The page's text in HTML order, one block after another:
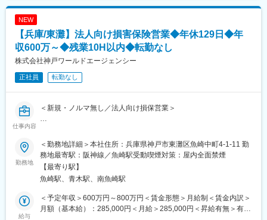
■職場環境
〇残業：平均月25時間程度
〇出張：年に数回
〇休日出勤：無し
〇フレックス制度：利用可能(フレキシブルタイム:5:00-
11:00/13:45-22:00、コアタイム:11:00-13:45)
変更の範囲：会社の定める業務
・保険会社との連携・調整（事故処理や契約内容の確認など）
・訪問以外の時間は社内での事務処理や報告書作成
└顧客満足度向上に向けたフォロー体制の改善提案も歓迎です！
■魅力点：
ートを大切にしたい方にぜひおすすめです。
（2）サポート体制が充実：トラブル等の対応に関しても営業担当
た、社長様をはじめ、働く仲間を尊重する文化が根付いており、
お子様がいる方でも長くお仕事を続けられる環境です。
（3）お客様からの信頼・実績：新規のお客様はすべて既存のお客
様からご紹介いただいた方ばかりです（毎月新規法人案件を5件程
ご紹介いただいております）。
NEW
【兵庫/東灘】法人向け損害保険営業◆年休129日◆年
収600万～◆残業10H以内◆転勤なし
株式会社神戸ワールドエージェンシー
正社員 転勤なし
仕事内容
＜新規・ノルマ無し／法人向け損保営業＞
三井住友海上／損保JAPAN／あいおいニッセイ同和／AIG損保の4
社の保険会社を取り扱う代理店の当社にて、法人向け保険の契約
済み顧客に対して事故対応や保険金請求のサポートを含むアフタ
ーフォロー業務をお任せします。
◎新規営業や販売ノルマは一切なく、信頼関係の維持と事故対応
を中心にご活躍いただきます。
勤務地
＜勤務地詳細＞本社住所：兵庫県神戸市東灘区魚崎中町4-1-11 勤
務地最寄駅：阪神線／魚崎駅受動喫煙対策：屋内全面禁煙
【最寄り駅】
魚崎駅、青木駅、南魚崎駅
給与
＜予定年収＞600万円～800万円＜賃金形態＞月給制＜賃金内訳＞
月額（基本給）：285,000円＜月給＞285,000円＜昇給有無＞有＜